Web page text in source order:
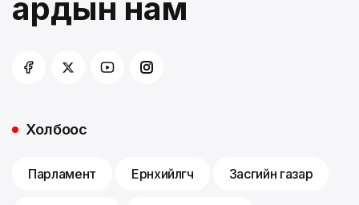
ардын нам
Холбоос
Парламент Ерөнхийлөгч Засгийн газар